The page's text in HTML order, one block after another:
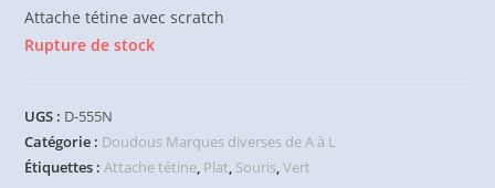
Attache tétine avec scratch
Rupture de stock
UGS : D-555N
Catégorie : Doudous Marques diverses de A à L
Étiquettes :Attache tétine, Plat, Souris,Vert